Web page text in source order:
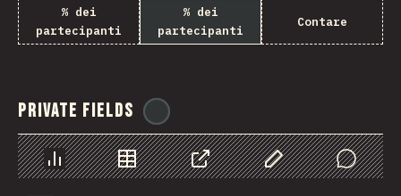
% dei
partecipanti
% dei
partecipanti
Contare
Private Fields
Grafico Dati CondividerePersonalizza i dati
Comments